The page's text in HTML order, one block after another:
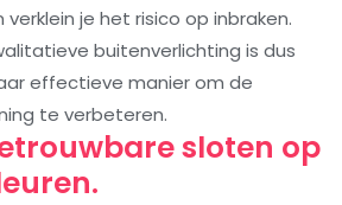
je het risico op inbraken.
buitenverlichting is dus
effectieve manier om de
te verbeteren.
sloten op